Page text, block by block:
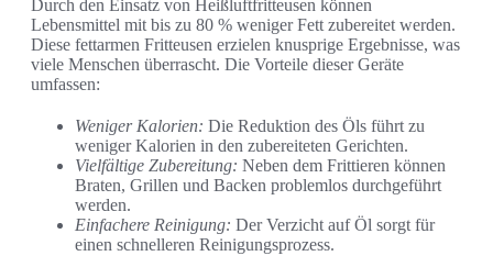
Durch den Einsatz von Heißluftfritteusen können
Lebensmittel mit bis zu 80 % weniger Fett zubereitet werden.
Diese fettarmen Fritteusen erzielen knusprige Ergebnisse, was
viele Menschen überrascht. Die Vorteile dieser Geräte
umfassen:
Weniger Kalorien: Die Reduktion des Öls führt zu
weniger Kalorien in den zubereiteten Gerichten.
Vielfältige Zubereitung: Neben dem Frittieren können
Braten, Grillen und Backen problemlos durchgeführt
werden.
Einfachere Reinigung: Der Verzicht auf Öl sorgt für
einen schnelleren Reinigungsprozess.